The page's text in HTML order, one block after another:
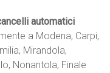
automatici
a Modena, Carpi,
Mirandola,
Nonantola, Finale